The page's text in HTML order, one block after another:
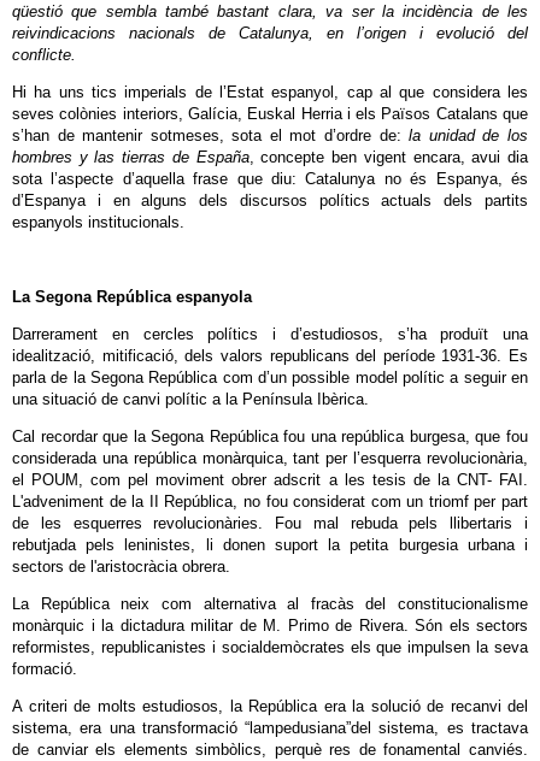
qüestió que sembla també bastant clara, va ser la incidència de les
reivindicacions nacionals de Catalunya, en l’origen i evolució del
conflicte.
Hi ha uns tics imperials de l’Estat espanyol, cap al que considera les
seves colònies interiors, Galícia, Euskal Herria i els Països Catalans que
s’han de mantenir sotmeses, sota el mot d’ordre de:la unidad de los
hombres y las tierras de España, concepte ben vigent encara, avui dia
sota l’aspecte d’aquella frase que diu: Catalunya no és Espanya, és
d’Espanya i en alguns dels discursos polítics actuals dels partits
espanyols institucionals.
La Segona República espanyola
Darrerament en cercles polítics i d’estudiosos, s’ha produït una
idealització, mitificació, dels valors republicans del període 1931-36. Es
parla de la Segona República com d’un possible model polític a seguir en
una situació de canvi polític a la Península Ibèrica.
Cal recordar que la Segona República fou una república burgesa, que fou
considerada una república monàrquica, tant per l’esquerra revolucionària,
el POUM, com pel moviment obrer adscrit a les tesis de la CNT- FAI.
L'adveniment de la II República, no fou considerat com un triomf per part
de les esquerres revolucionàries. Fou mal rebuda pels llibertaris i
rebutjada pels leninistes, li donen suport la petita burgesia urbana i
sectors de l'aristocràcia obrera.
La República neix com alternativa al fracàs del constitucionalisme
monàrquic i la dictadura militar de M. Primo de Rivera. Són els sectors
reformistes, republicanistes i socialdemòcrates els que impulsen la seva
formació.
A criteri de molts estudiosos, la República era la solució de recanvi del
sistema, era una transformació “lampedusiana”del sistema, es tractava
de canviar els elements simbòlics, perquè res de fonamental canviés.